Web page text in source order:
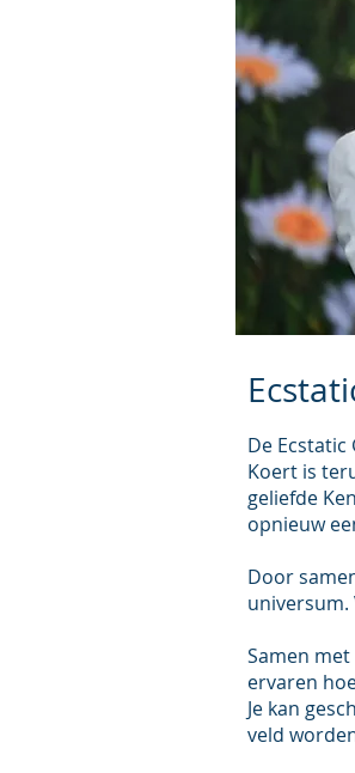
De
Koert is
geliefde
opnieuw
Door
universum.
Samen
ervaren
Je kan
veld